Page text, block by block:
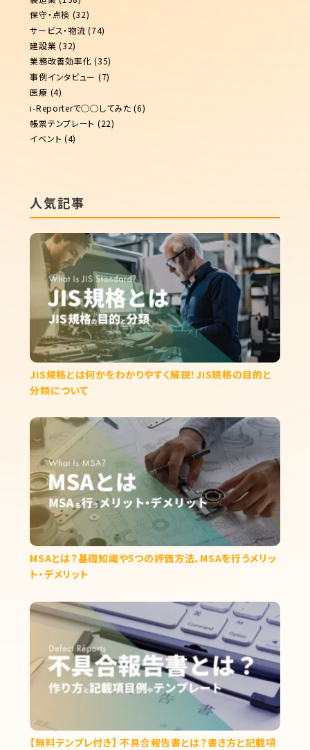
保守・点検 (32)
サービス・物流 (74)
建設業 (32)
業務改善効率化 (35)
事例インタビュー (7)
医療 (4)
i-Reporterで◯◯してみた (6)
帳票テンプレート (22)
イベント (4)
人気記事
JIS規格とは何かをわかりやすく解説！JIS規格の目的と
分類について
MSAとは？基礎知識や5つの評価方法、MSAを行うメリッ
ト・デメリット
【無料テンプレ付き】 不具合報告書とは？書き方と記載項